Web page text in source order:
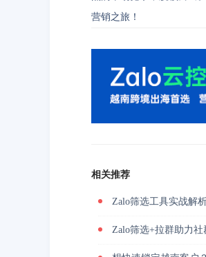
营销之旅！
相关推荐
Zalo筛选工具实战解
Zalo筛选+拉群助力